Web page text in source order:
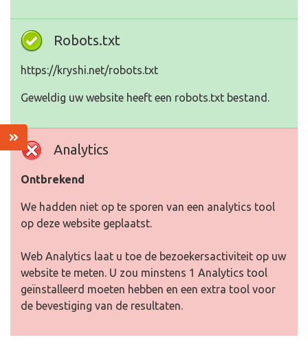
Robots.txt
https://kryshi.net/robots.txt
Geweldig uw website heeft een robots.txt bestand.
Analytics
Ontbrekend
We hadden niet op te sporen van een analytics tool
op deze website geplaatst.
Web Analytics laat u toe de bezoekersactiviteit op uw
website te meten. U zou minstens 1 Analytics tool
geïnstalleerd moeten hebben en een extra tool voor
de bevestiging van de resultaten.